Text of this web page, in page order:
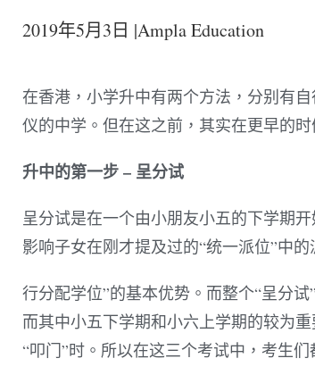
2019年5月3日 |Ampla Education
在香港，小学升中有两个方法，分别有
仪的中学。但在这之前，其实在更早的
升中的第一步 – 呈分试
呈分试是在一个由小朋友小五的下学期
影响子女在刚才提及过的“统一派位”中
行分配学位”的基本优势。而整个“呈分
而其中小五下学期和小六上学期的较为
“叩门”时。所以在这三个考试中，考生